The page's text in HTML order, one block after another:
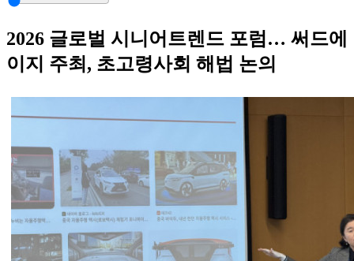
2026 글로벌 시니어트렌드 포럼… 써드에
이지 주최, 초고령사회 해법 논의